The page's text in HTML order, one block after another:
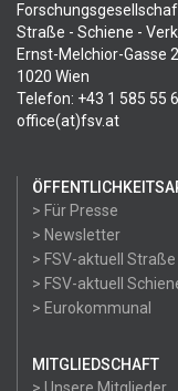
Straße - Schiene -
Ernst-Melchior-Gasse
1020 Wien
Telefon: +43 1 585 55
office(at)fsv.at
> Für Presse
> Newsletter
> FSV-aktuell Straße
> FSV-aktuell
> Eurokommunal
MITGLIEDSCHAFT